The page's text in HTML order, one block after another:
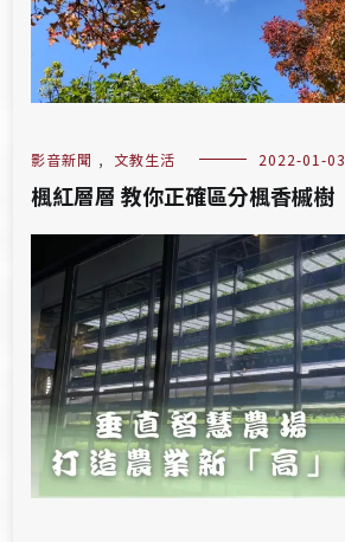
影音新聞 , 文教生活 2022-01-03
楓紅層層 教你正確區分楓香槭樹